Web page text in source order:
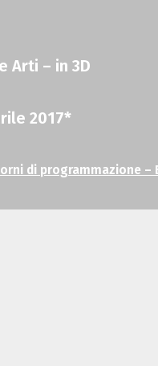
Arti – in 3D
2017*
di programmazione –